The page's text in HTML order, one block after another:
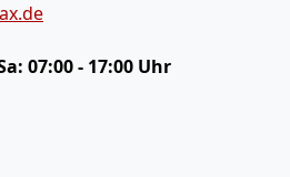
07:00 - 17:00 Uhr